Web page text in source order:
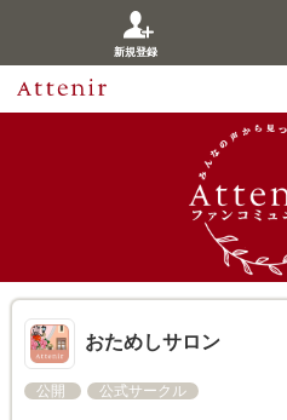
新規登録
おためしサロン
公開 公式サークル